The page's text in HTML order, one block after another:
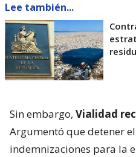
Lee también...
Sin embargo, Vialidad
Argumentó que detener
indemnizaciones para la